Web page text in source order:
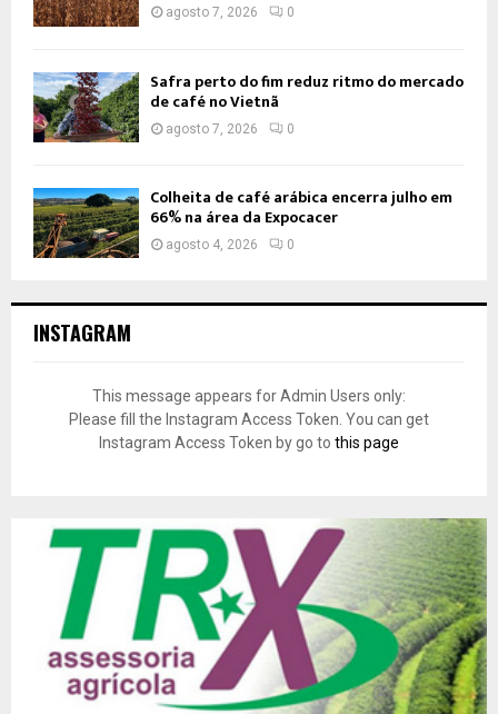
agosto 7, 2026 0
Safra perto do fim reduz ritmo do mercado
de café no Vietnã
agosto 7, 2026 0
Colheita de café arábica encerra julho em
66% na área da Expocacer
agosto 4, 2026 0
INSTAGRAM
This message appears for Admin Users only:
Please fill the Instagram Access Token. You can get
Instagram Access Token by go to this page